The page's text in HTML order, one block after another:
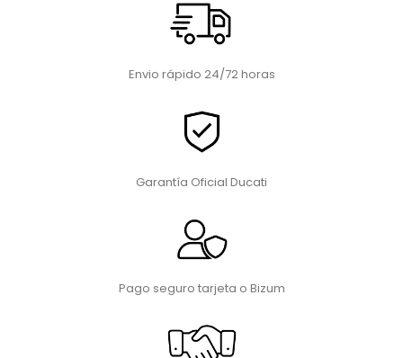
Envio rápido 24/72 horas
Garantía Oficial Ducati
Pago seguro tarjeta o Bizum